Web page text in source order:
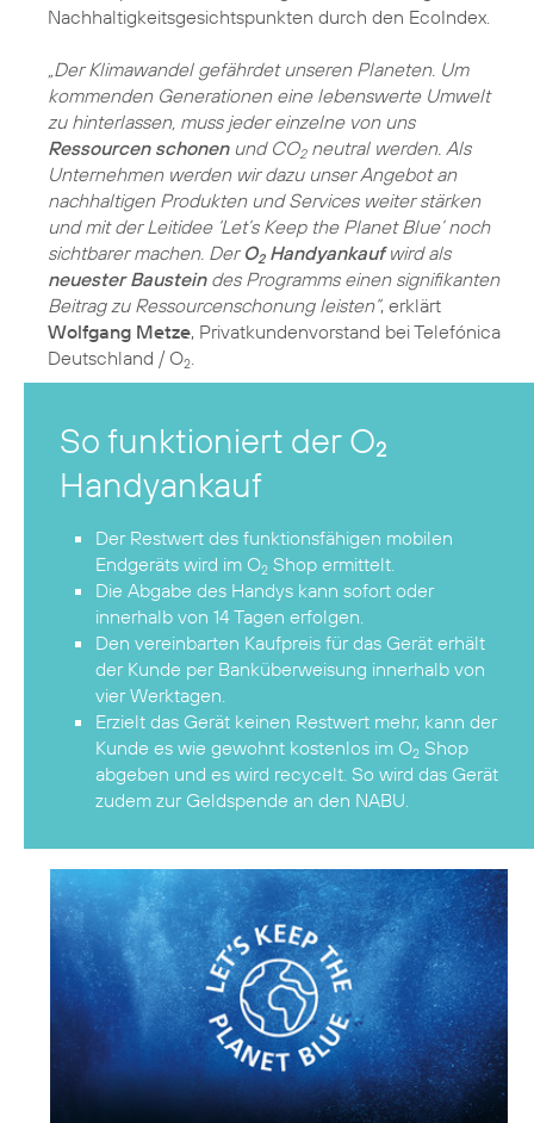
Nachhaltigkeitsgesichtspunkten durch den EcoIndex.
„Der Klimawandel gefährdet unseren Planeten. Um
kommenden Generationen eine lebenswerte Umwelt
zu hinterlassen, muss jeder einzelne von uns
Ressourcen schonenund CO2neutral werden. Als
Unternehmen werden wir dazu unser Angebot an
nachhaltigen Produkten und Services weiter stärken
und mit der Leitidee ‘Let’s Keep the Planet Blue’ noch
sichtbarer machen. Der O2Handyankaufwird als
neuester Bausteindes Programms einen signifikanten
Beitrag zu Ressourcenschonung leisten“, erklärt
Wolfgang Metze, Privatkundenvorstand bei Telefónica
Deutschland / O2
So funktioniert der O2
Handyankauf
Der Restwert des funktionsfähigen mobilen
Endgeräts wird im O2 Shop ermittelt.
Die Abgabe des Handys kann sofort oder
innerhalb von 14 Tagen erfolgen.
Den vereinbarten Kaufpreis für das Gerät erhält
der Kunde per Banküberweisung innerhalb von
vier Werktagen.
Erzielt das Gerät keinen Restwert mehr, kann der
Kunde es wie gewohnt kostenlos im O2 Shop
abgeben und es wird recycelt. So wird das Gerät
zudem zur Geldspende an den NABU.